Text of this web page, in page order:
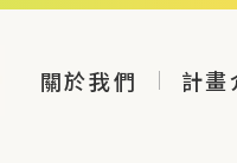
關於我們 計畫